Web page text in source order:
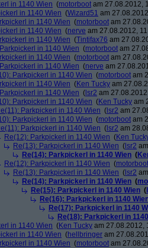
in 1140 Wien (motorboot am 27.08.2012,
in 1140 Wien (Wizard51 am
in 1140 Wien (motorboot am
in 1140 Wien (nerve am 27.08.2012,
in 1140 Wien (Tintifax76 am
in 1140 Wien (motorboot am
in 1140 Wien (motorboot am
in 1140 Wien (nerve am
Parkpickerl in 1140 Wien (motorboot am
in 1140 Wien (Ken Tucky am
in 1140 Wien ( lsr2 am
Parkpickerl in 1140 Wien (Ken Tucky am
Parkpickerl in 1140 Wien ( lsr2 am
Parkpickerl in 1140 Wien (motorboot am
Parkpickerl in 1140 Wien ( lsr2 am
Re(12): Parkpickerl in 1140 Wien (Ken
Re(13): Parkpickerl in 1140 Wien ( lsr2
Re(14): Parkpickerl in 1140 Wien (
Re(12): Parkpickerl in 1140 Wien (motorboot
Re(13): Parkpickerl in 1140 Wien ( lsr2
Re(14): Parkpickerl in 1140 Wien (
Re(15): Parkpickerl in 1140 Wien (
Re(16): Parkpickerl in 1140
Re(17): Parkpickerl in 1140
Re(18): Parkpickerl in
in 1140 Wien (Ken Tucky am 27.08.2012,
in 1140 Wien (hellbringer am
in 1140 Wien (motorboot am